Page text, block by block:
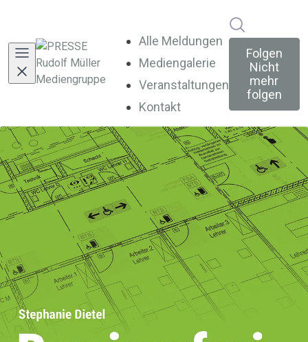
Alle Meldungen
Mediengalerie
Veranstaltungen
Kontakt
Folgen
Nicht
mehr
folgen